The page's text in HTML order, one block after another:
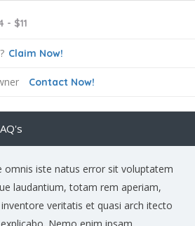
- $11
Claim Now!
Contact Now!
omnis iste natus error sit voluptatem
laudantium, totam rem aperiam,
veritatis et quasi arch itecto
Nemo enim ipsam